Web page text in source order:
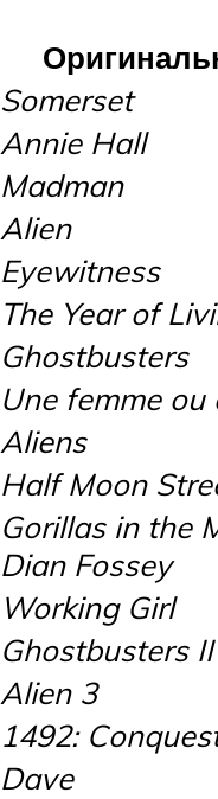
Somerset
Annie Hall
Madman
Alien
Eyewitness
The Year of
Ghostbusters
Une femme ou
Aliens
Half Moon
Gorillas in the
Dian Fossey
Working Girl
Ghostbusters II
Alien 3
1492:
Dave